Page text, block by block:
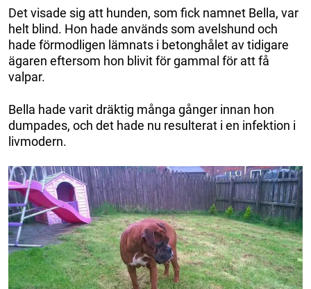
Det visade sig att hunden, som fick namnet Bella, var
helt blind. Hon hade används som avelshund och
hade förmodligen lämnats i betonghålet av tidigare
ägaren eftersom hon blivit för gammal för att få
valpar.
Bella hade varit dräktig många gånger innan hon
dumpades, och det hade nu resulterat i en infektion i
livmodern.